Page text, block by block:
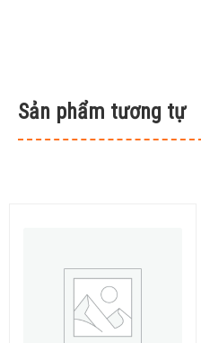
Sản phẩm tương tự